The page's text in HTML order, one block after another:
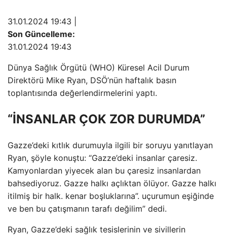
31.01.2024 19:43 |
Son Güncelleme:
31.01.2024 19:43
Dünya Sağlık Örgütü (WHO) Küresel Acil Durum
Direktörü Mike Ryan, DSÖ’nün haftalık basın
toplantısında değerlendirmelerini yaptı.
“İNSANLAR ÇOK ZOR DURUMDA”
Gazze’deki kıtlık durumuyla ilgili bir soruyu yanıtlayan
Ryan, şöyle konuştu: “Gazze’deki insanlar çaresiz.
Kamyonlardan yiyecek alan bu çaresiz insanlardan
bahsediyoruz. Gazze halkı açlıktan ölüyor. Gazze halkı
itilmiş bir halk. kenar boşluklarına”. uçurumun eşiğinde
ve ben bu çatışmanın tarafı değilim” dedi.
Ryan, Gazze’deki sağlık tesislerinin ve sivillerin